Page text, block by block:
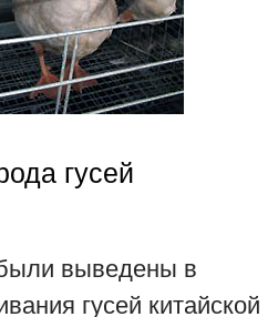
гусей
были выведены в
гусей китайской